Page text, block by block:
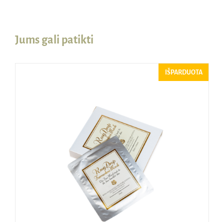
Jums gali patikti
IŠPARDUOTA